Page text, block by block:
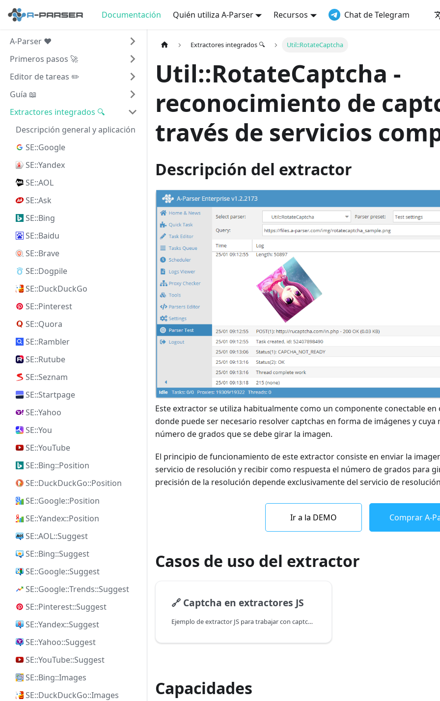
Documentación Quién utiliza A-Parser Recursos Chat de Telegram
A-Parser ❤️
Primeros pasos 🚀
Editor de tareas ✏️
Guía 📖
Extractores integrados 🔍
Descripción general y aplicación
SE::Google
SE::Yandex
SE::AOL
SE::Ask
SE::Bing
SE::Baidu
SE::Brave
SE::Dogpile
SE::DuckDuckGo
SE::Pinterest
SE::Quora
SE::Rambler
SE::Rutube
SE::Seznam
SE::Startpage
SE::Yahoo
SE::You
SE::YouTube
SE::Bing::Position
SE::DuckDuckGo::Position
SE::Google::Position
SE::Yandex::Position
SE::AOL::Suggest
SE::Bing::Suggest
SE::Google::Suggest
SE::Google::Trends::Suggest
SE::Pinterest::Suggest
SE::Yandex::Suggest
SE::Yahoo::Suggest
SE::YouTube::Suggest
SE::Bing::Images
SE::DuckDuckGo::Images
Extractores integrados 🔍 Util::RotateCaptcha
Util::RotateCaptcha -
reconocimiento de
través de servicios
Descripción del extractor
Este extractor se utiliza habitualmente como un componente conectable
donde puede ser necesario resolver captchas en forma de imágenes y cuya
número de grados que se debe girar la imagen.
El principio de funcionamiento de este extractor consiste en enviar la
servicio de resolución y recibir como respuesta el número de grados para
precisión de la resolución depende exclusivamente del servicio de
Ir a la DEMO Comprar A-
Casos de uso del extractor
🔗 Captcha en extractores JS
Ejemplo de extractor JS para trabajar con captchas
Capacidades